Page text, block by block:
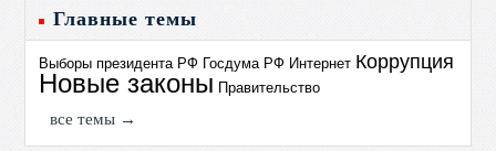
Главные темы
Выборы президента РФ Госдума РФ Интернет Коррупция
Новые законы Правительство
все темы →